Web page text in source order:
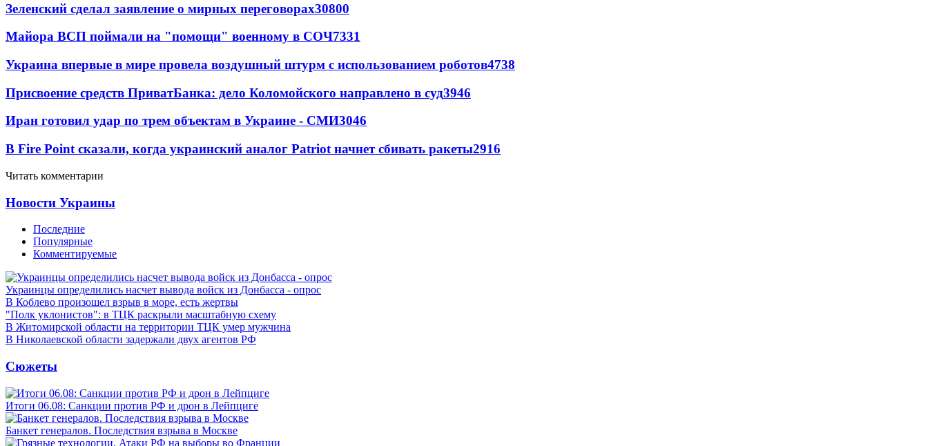
Зеленский сделал заявление о мирных переговорах30800
Майора ВСП поймали на "помощи" военному в СОЧ7331
Украина впервые в мире провела воздушный штурм с использованием роботов4738
Присвоение средств ПриватБанка: дело Коломойского направлено в суд3946
Иран готовил удар по трем объектам в Украине - СМИ3046
В Fire Point сказали, когда украинский аналог Patriot начнет сбивать ракеты2916
Читать комментарии
Новости Украины
Последние
Популярные
Комментируемые
Украинцы определились насчет вывода войск из Донбасса - опрос
В Коблево произошел взрыв в море, есть жертвы
"Полк уклонистов": в ТЦК раскрыли масштабную схему
В Житомирской области на территории ТЦК умер мужчина
В Николаевской области задержали двух агентов РФ
Сюжеты
Итоги 06.08: Санкции против РФ и дрон в Лейпциге
Банкет генералов. Последствия взрыва в Москве